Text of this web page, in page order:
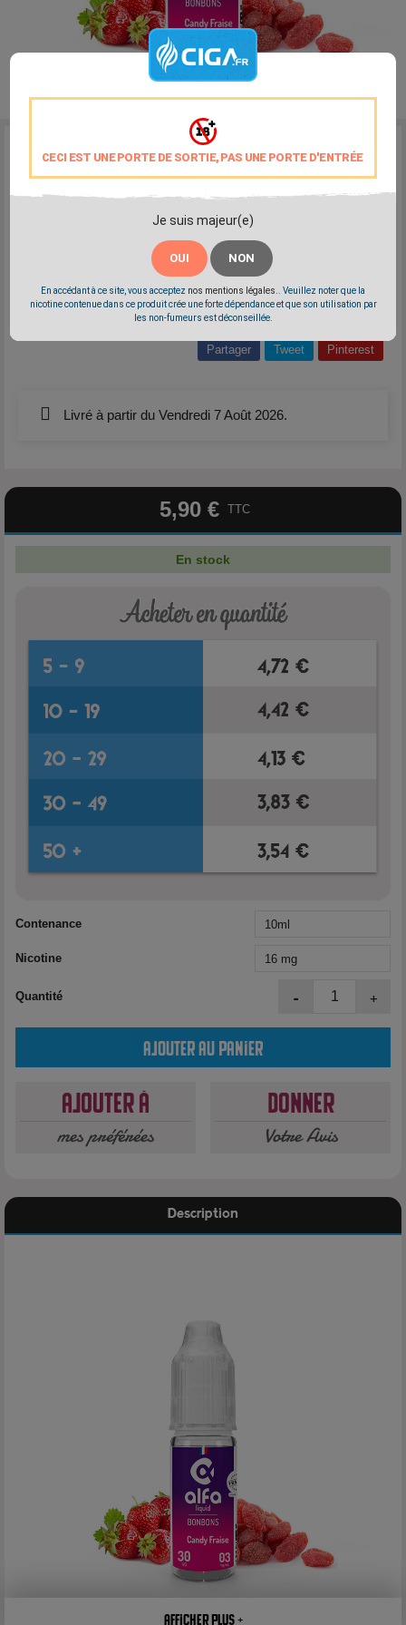
CECI EST UNE PORTE DE SORTIE, PAS UNE PORTE D'ENTRÉE
Je suis majeur(e)
OUI NON
En accédant à ce site, vous acceptez nos mentions légales.. Veuillez noter que la
nicotine contenue dans ce produit crée une forte dépendance et que son utilisation par
les non-fumeurs est déconseillée.
Reference: Alfaliquid-candy-Fraise
Marque: Alfaliquid
L'e-liquide Candy Fraise propose une sensation gustative délectable
qui rappelle inévitablement un célèbre bonbon à la fraise. Vous serez
charmés par cette saveur sucrée et réconfortante qui évoque la
nostalgie des friandises de notre jeunesse.
Le eliquide Candy Fraise de Alfaliquid est fabriqué en France au taux
70% PG / 30% VG.
Partager Tweet Pinterest
Livré à partir du Vendredi 7 Août 2026.
5,90 € TTC
En stock
Contenance
Nicotine
Quantité - +
Ajouter au panier
Ajouter à
mes préférées
Donner
Votre Avis
Description
Afficher plus +